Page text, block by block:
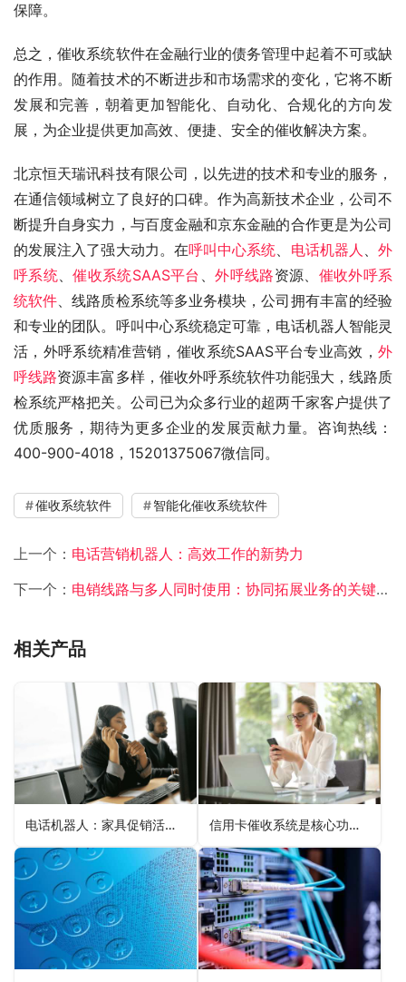
保障。
总之，催收系统软件在金融行业的债务管理中起着不可或缺
的作用。随着技术的不断进步和市场需求的变化，它将不断
发展和完善，朝着更加智能化、自动化、合规化的方向发
展，为企业提供更加高效、便捷、安全的催收解决方案。
北京恒天瑞讯科技有限公司，以先进的技术和专业的服务，
在通信领域树立了良好的口碑。作为高新技术企业，公司不
断提升自身实力，与百度金融和京东金融的合作更是为公司
的发展注入了强大动力。在呼叫中心系统、 电话机器人 、外
呼系统、催收系统SAAS平台 、外呼线路资源、 催收外呼系
统软件、线路质检系统等多业务模块，公司拥有丰富的经验
和专业的团队。呼叫中心系统稳定可靠，电话机器人智能灵
活，外呼系统精准营销，催收系统SAAS平台专业高效， 外
呼线路资源丰富多样，催收外呼系统软件功能强大，线路质
检系统严格把关。公司已为众多行业的超两千家客户提供了
优质服务，期待为更多企业的发展贡献力量。咨询热线：
400-900-4018，15201375067微信同。
催收系统软件 智能化催收系统软件
上一个： 电话营销机器人：高效工作的新势力
下一个： 电销线路与多人同时使用：协同拓展业务的关键支持
相关产品
电话机器人：家具促销活动推广的吸睛利器 信用卡催收系统是核心功能和特点